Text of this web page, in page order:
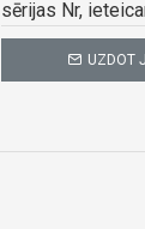
UZDOT
sērijas Nr,